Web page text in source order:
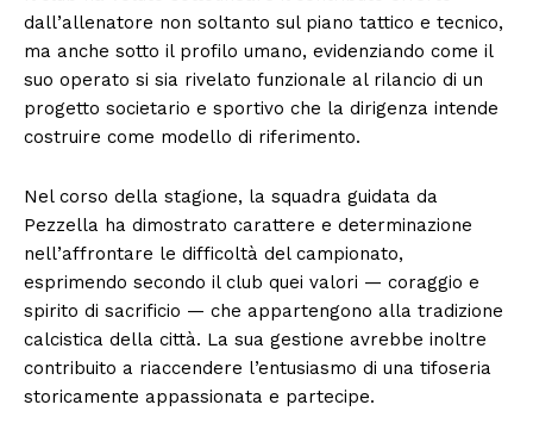
dall’allenatore non soltanto sul piano tattico e tecnico,
ma anche sotto il profilo umano, evidenziando come il
suo operato si sia rivelato funzionale al rilancio di un
progetto societario e sportivo che la dirigenza intende
costruire come modello di riferimento.
Nel corso della stagione, la squadra guidata da
Pezzella ha dimostrato carattere e determinazione
nell’affrontare le difficoltà del campionato,
esprimendo secondo il club quei valori — coraggio e
spirito di sacrificio — che appartengono alla tradizione
calcistica della città. La sua gestione avrebbe inoltre
contribuito a riaccendere l’entusiasmo di una tifoseria
storicamente appassionata e partecipe.